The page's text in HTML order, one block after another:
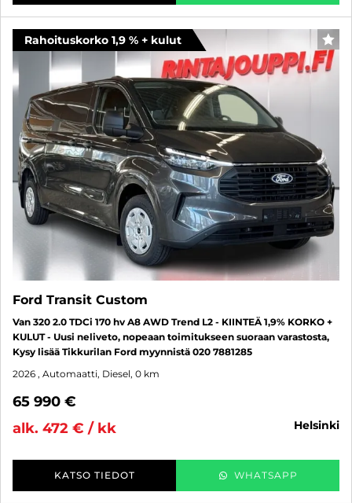
Rahoituskorko 1,9 % + kulut
Ford Transit Custom
Van 320 2.0 TDCi 170 hv A8 AWD Trend L2 - KIINTEÄ 1,9% KORKO +
KULUT - Uusi neliveto, nopeaan toimitukseen suoraan varastosta,
Kysy lisää Tikkurilan Ford myynnistä 020 7881285
2026 , Automaatti, Diesel, 0 km
65 990 €
alk. 472 € / kk
helsinki
KATSO TIEDOT WHATSAPP